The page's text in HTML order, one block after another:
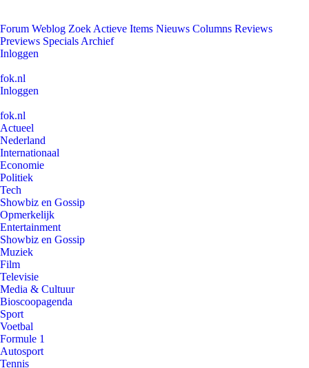
Forum Weblog Zoek Actieve Items Nieuws Columns Reviews
Previews Specials Archief
Inloggen
fok.nl
Inloggen
fok.nl
Actueel
Nederland
Internationaal
Economie
Politiek
Tech
Showbiz en Gossip
Opmerkelijk
Entertainment
Showbiz en Gossip
Muziek
Film
Televisie
Media & Cultuur
Bioscoopagenda
Sport
Voetbal
Formule 1
Autosport
Tennis